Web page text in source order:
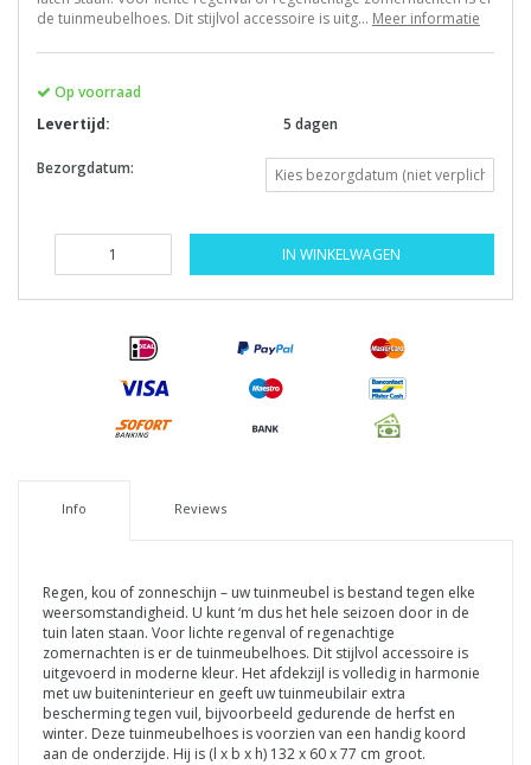
de tuinmeubelhoes. Dit stijlvol accessoire is uitg... Meer informatie
Op voorraad
Levertijd:
5 dagen
Bezorgdatum:
IN WINKELWAGEN
Info Reviews
Regen, kou of zonneschijn – uw tuinmeubel is bestand tegen elke
weersomstandigheid. U kunt ‘m dus het hele seizoen door in de
tuin laten staan. Voor lichte regenval of regenachtige
zomernachten is er de tuinmeubelhoes. Dit stijlvol accessoire is
uitgevoerd in moderne kleur. Het afdekzijl is volledig in harmonie
met uw buiteninterieur en geeft uw tuinmeubilair extra
bescherming tegen vuil, bijvoorbeeld gedurende de herfst en
winter. Deze tuinmeubelhoes is voorzien van een handig koord
aan de onderzijde. Hij is (l x b x h) 132 x 60 x 77 cm groot.